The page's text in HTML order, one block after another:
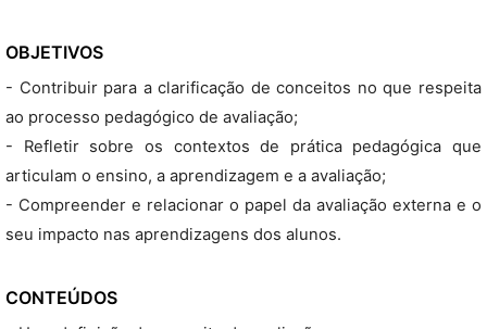
OBJETIVOS
- Contribuir para a clarificação de conceitos no que respeita
ao processo pedagógico de avaliação;
- Refletir sobre os contextos de prática pedagógica que
articulam o ensino, a aprendizagem e a avaliação;
- Compreender e relacionar o papel da avaliação externa e o
seu impacto nas aprendizagens dos alunos.
CONTEÚDOS